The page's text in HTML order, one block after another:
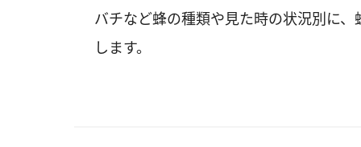
バチなど蜂の種類や見た時の状況別に
します。